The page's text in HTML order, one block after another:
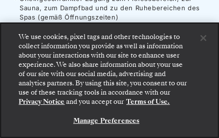
Sauna, zum Dampfbad und zu den Ruhebereichen des
Spas (gemäß Öffnungszeiten)
ANNEHMLICHKEITEN
Unbegrenzt kostenloses WiFi
Sämtliche Trinkgelder an Bord
Schiff-Silver Nova
Gehen Sie an Bord: Wählen Sie Ihre Suite und
prüfen Sie die Preise und Inklusivleistungen, bevor
Sie Ihre Silversea-Reise sicher bestätigen.
BUCHEN SIE IHRE SUITE
We use cookies, pixel tags and other technologies to
collect information you provide as well as information
about your interactions with our site to enhance user
experience. We also share information about your use
of our site with our social media, advertising and
analytics partners. By using this site, you consent to our
use of these tracking tools in accordance with our
Privacy Notice and you accept our Terms of Use.
Manage Preferences